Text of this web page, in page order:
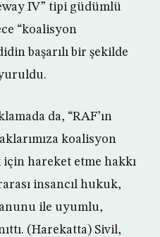
IV” tipi güdümlü
“koalisyon
başarılı bir şekilde
da, “RAF’ın
koalisyon
için hareket etme hakkı
insancıl hukuk,
ile uyumlu,
(Harekatta) Sivil,